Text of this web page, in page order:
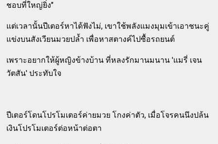
ชอบที่ใหญ่ยิ่ง"
แต่เวลานั้นปีเตอร์หาได้ฟังไม่, เขาใช้พลังแมงมุมเข้าเอาชนะคู่
แข่งบนสังเวียนมวยปล้ำ เพื่อหาสตางค์ไปซื้อรถยนต์
เพราะอยากให้ผู้หญิงข้างบ้าน ที่หลงรักมานมนาน 'แมรี่ เจน
วัตสัน' ประทับใจ
ปีเตอร์โดนโปรโมเตอร์ค่ายมวย โกงค่าตัว, เมื่อโจรคนนึงปล้น
เงินโปรโมเตอร์ต่อหน้าต่อตา